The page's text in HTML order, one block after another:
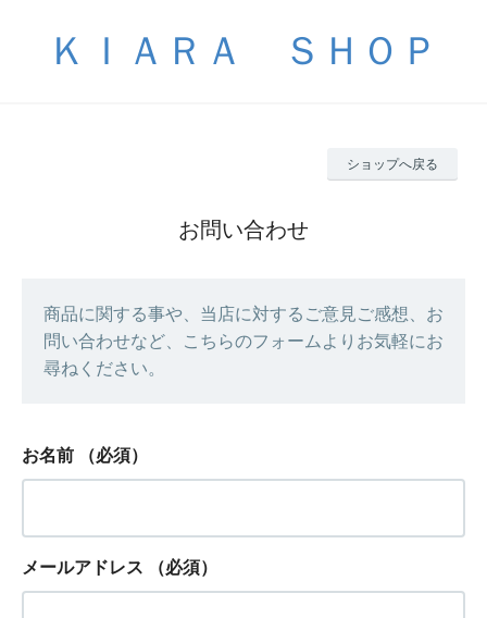
ＫＩＡＲＡ ＳＨＯＰ
ショップへ戻る
お問い合わせ
商品に関する事や、当店に対するご意見ご感想、お
問い合わせなど、こちらのフォームよりお気軽にお
尋ねください。
お名前 （必須）
メールアドレス （必須）